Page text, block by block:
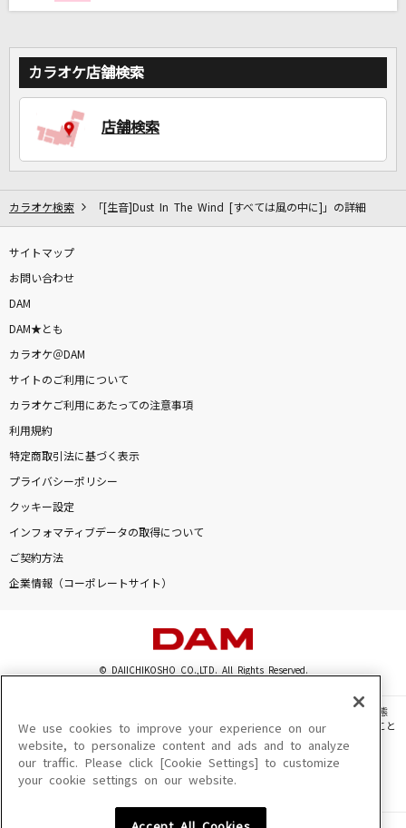
カラオケ店舗検索
店舗検索
カラオケ検索 「[生音]Dust In The Wind [すべては風の中に]」の詳細
サイトマップ
お問い合わせ
DAM
DAM★とも
カラオケ＠DAM
サイトのご利用について
カラオケご利用にあたっての注意事項
利用規約
特定商取引法に基づく表示
プライバシーポリシー
クッキー設定
インフォマティブデータの取得について
ご契約方法
企業情報（コーポレートサイト）
© DAIICHIKOSHO CO.,LTD. All Rights Reserved.
このサイトに掲載されている一切の文章・画像・写真・動画・音声等を、手段や形態
を問わず、著作権法の定める範囲を超えて無断で複製、転載、ファイル化などすること
を禁じます。
楽曲及びコンテンツは、機種によりご利用いただけない場合があります。
楽曲及びコンテンツの配信日、配信内容が変更になる場合があります。
We use cookies to improve your experience on our
website, to personalize content and ads and to analyze
our traffic. Please click [Cookie Settings] to customize
your cookie settings on our website.